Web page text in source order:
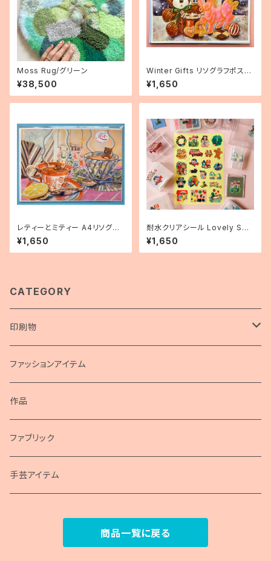
Moss Rug/グリーン
¥38,500
Winter Gifts リソグラフポスタ
ーA4
¥1,650
レティーとミティー A4リソグラ
フポスター
¥1,650
耐水クリアシール Lovely So
mething
¥1,650
CATEGORY
印刷物
画集
ポスター
包装紙
ファッションアイテム
作品
ファブリック
手芸アイテム
商品一覧に戻る